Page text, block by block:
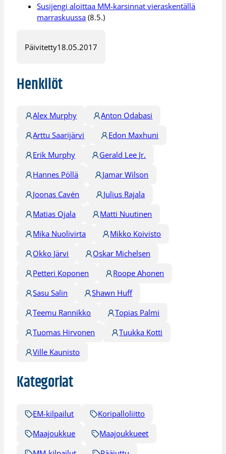
Susijengi aloittaa MM-karsinnat vieraskentällä
marraskuussa (8.5.)
Päivitetty18.05.2017
Henkilöt
Alex Murphy
Anton Odabasi
Arttu Saarijärvi
Edon Maxhuni
Erik Murphy
Gerald Lee Jr.
Hannes Pöllä
Jamar Wilson
Joonas Cavén
Julius Rajala
Matias Ojala
Matti Nuutinen
Mika Nuolivirta
Mikko Koivisto
Okko Järvi
Oskar Michelsen
Petteri Koponen
Roope Ahonen
Sasu Salin
Shawn Huff
Teemu Rannikko
Topias Palmi
Tuomas Hirvonen
Tuukka Kotti
Ville Kaunisto
Kategoriat
EM-kilpailut
Koripalloliitto
Maajoukkue
Maajoukkueet